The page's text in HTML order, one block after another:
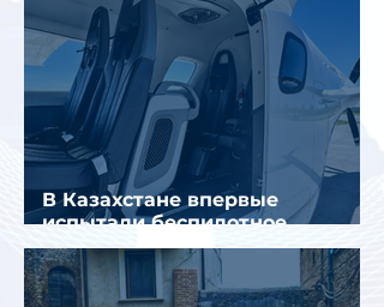
В Казахстане впервые
испытали беспилотное
аэротакси с пассажирами